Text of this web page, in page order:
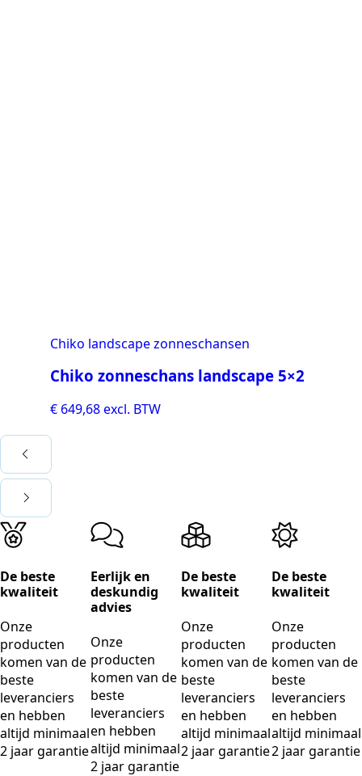
Chiko landscape zonneschansen
Chiko zonneschans landscape 5×2
€ 649,68excl. BTW
De beste
kwaliteit
Onze
producten
komen van de
beste
leveranciers
en hebben
altijd minimaal
2 jaar garantie
Eerlijk en
deskundig
advies
Onze
producten
komen van de
beste
leveranciers
en hebben
altijd minimaal
2 jaar garantie
De beste
kwaliteit
Onze
producten
komen van de
beste
leveranciers
en hebben
altijd minimaal
2 jaar garantie
De beste
kwaliteit
Onze
producten
komen van de
beste
leveranciers
en hebben
altijd minimaal
2 jaar garantie